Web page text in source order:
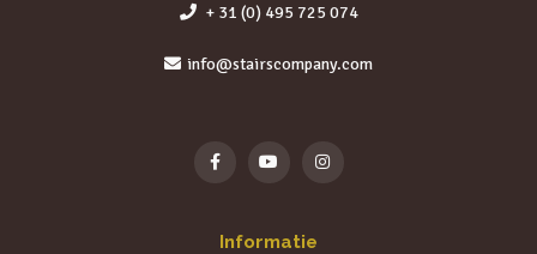
+ 31 (0) 495 725 074
info@stairscompany.com
Informatie